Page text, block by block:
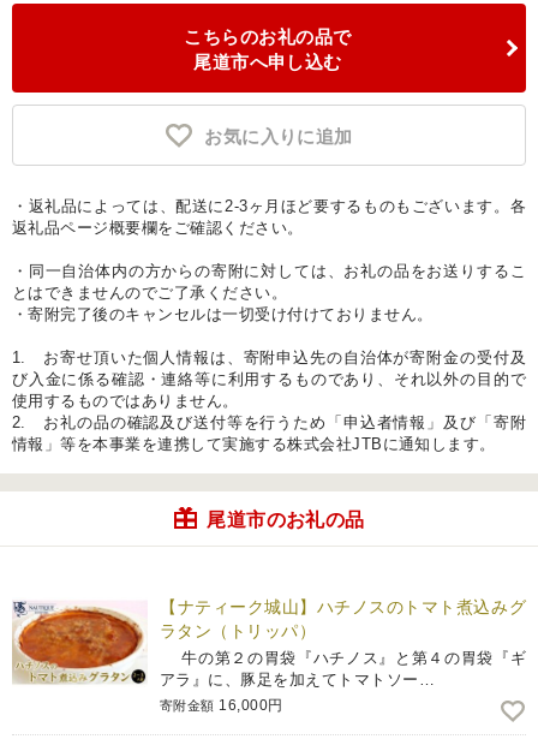
こちらのお礼の品で
尾道市へ申し込む
お気に入りに追加
・返礼品によっては、配送に2-3ヶ月ほど要するものもございます。各
返礼品ページ概要欄をご確認ください。
・同一自治体内の方からの寄附に対しては、お礼の品をお送りするこ
とはできませんのでご了承ください。
・寄附完了後のキャンセルは一切受け付けておりません。
1. お寄せ頂いた個人情報は、寄附申込先の自治体が寄附金の受付及
び入金に係る確認・連絡等に利用するものであり、それ以外の目的で
使用するものではありません。
2. お礼の品の確認及び送付等を行うため「申込者情報」及び「寄附
情報」等を本事業を連携して実施する株式会社JTBに通知します。
尾道市のお礼の品
【ナティーク城山】ハチノスのトマト煮込みグ
ラタン（トリッパ）
牛の第２の胃袋『ハチノス』と第４の胃袋『ギ
アラ』に、豚足を加えてトマトソー…
寄附金額 16,000円